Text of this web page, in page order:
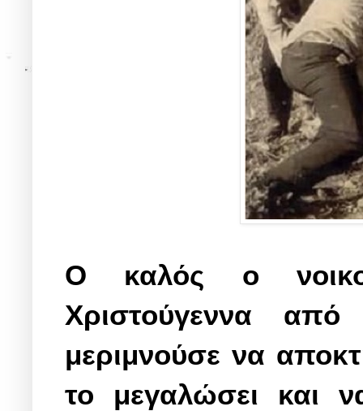
Ο καλός ο
Χριστούγεννα
μεριμνούσε να
το μεγαλώσει και